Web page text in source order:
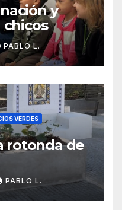
y
PABLO L.
VERDES
rotonda de
PABLO L.